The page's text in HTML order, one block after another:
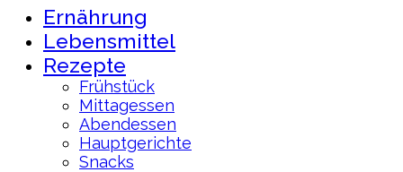
Ernährung
Lebensmittel
Rezepte
Frühstück
Mittagessen
Abendessen
Hauptgerichte
Snacks